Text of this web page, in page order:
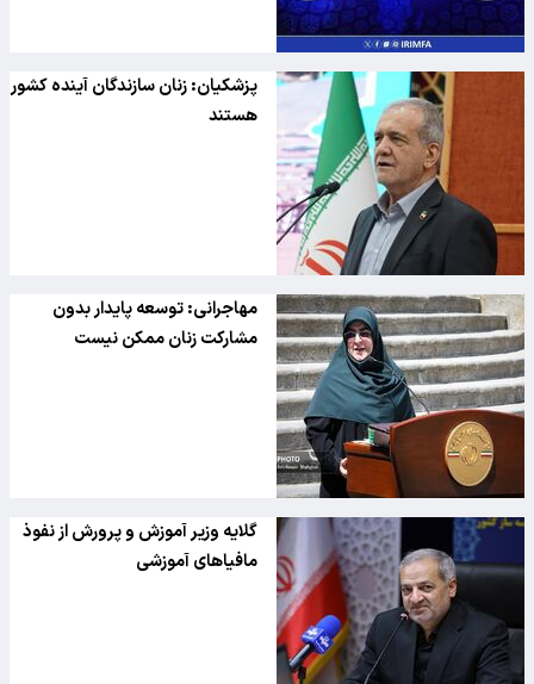
پزشکیان: زنان سازندگان آینده کشور
هستند
مهاجرانی: توسعه پایدار بدون
مشارکت زنان ممکن نیست
گلایه وزیر آموزش و پرورش از نفوذ
مافیاهای آموزشی